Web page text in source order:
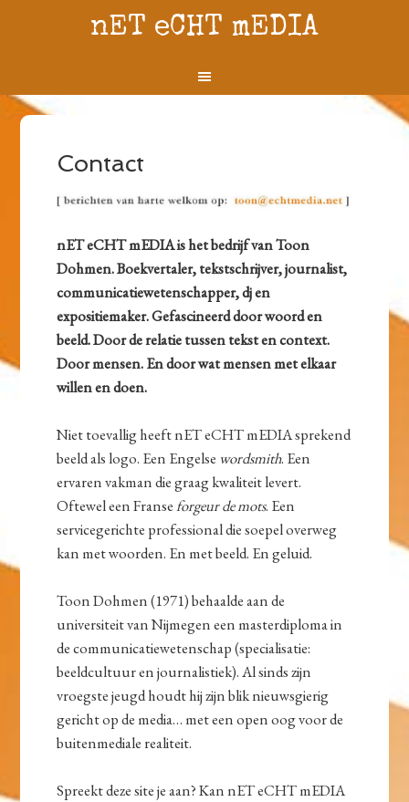
nET eCHT mEDIA
Contact
nET eCHT mEDIA is het bedrijf van Toon
Dohmen. Boekvertaler, tekstschrijver, journalist,
communicatiewetenschapper, dj en
expositiemaker. Gefascineerd door woord en
beeld. Door de relatie tussen tekst en context.
Door mensen. En door wat mensen met elkaar
willen en doen.
Niet toevallig heeft nET eCHT mEDIA sprekend
beeld als logo. Een Engelse wordsmith. Een
ervaren vakman die graag kwaliteit levert.
Oftewel een Franseforgeur de mots. Een
servicegerichte professional die soepel overweg
kan met woorden. En met beeld. En geluid.
Toon Dohmen (1971) behaalde aan de
universiteit van Nijmegen een masterdiploma in
de communicatiewetenschap (specialisatie:
beeldcultuur en journalistiek). Al sinds zijn
vroegste jeugd houdt hij zijn blik nieuwsgierig
gericht op de media… met een open oog voor de
buitenmediale realiteit.
Spreekt deze site je aan? Kan nET eCHT mEDIA